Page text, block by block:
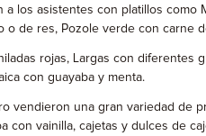
a los asistentes con platillos
de res, Pozole verde con
rojas, Largas con
con guayaba y menta.
vendieron una gran variedad
con vainilla, cajetas y dulces de